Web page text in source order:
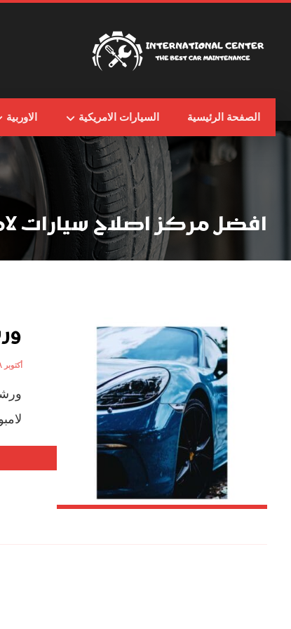
الصفحة الرئيسية السيارات الامريكية الاوربية
افضل مركز اصلاح سيارات
أكتوبر ٨, ٢٠٢٤